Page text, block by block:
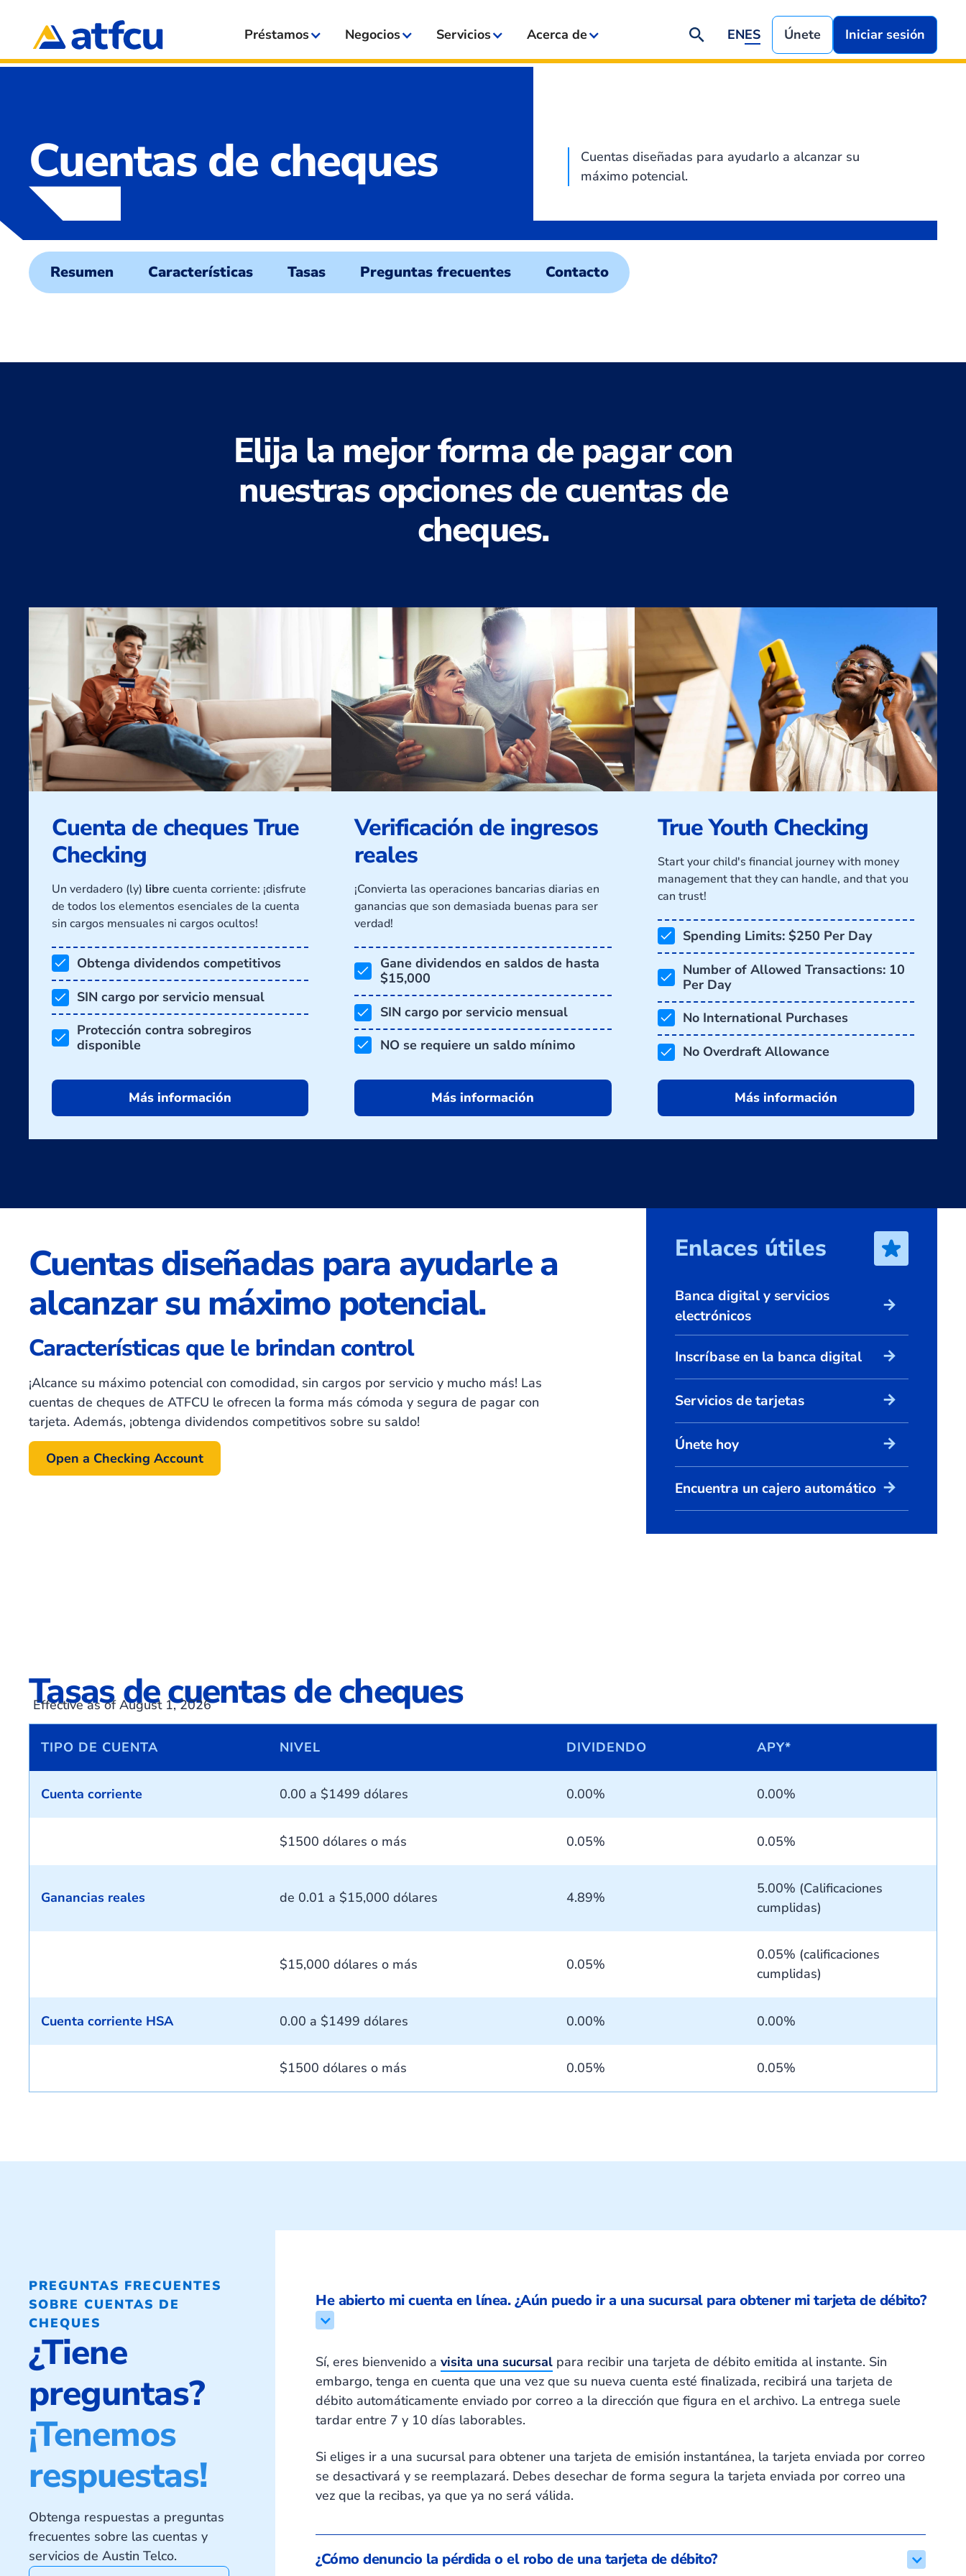
Préstamos Negocios Servicios Acerca de ENES Únete Iniciar sesión
Cuentas de cheques
Cuentas diseñadas para ayudarlo a alcanzar su
máximo potencial.
Resumen Características Tasas Preguntas frecuentes Contacto
Elija la mejor forma de pagar con
nuestras opciones de cuentas de
cheques.
Cuenta de cheques True
Checking
Un verdadero (ly) libre cuenta corriente: ¡disfrute
de todos los elementos esenciales de la cuenta
sin cargos mensuales ni cargos ocultos!
Obtenga dividendos competitivos
SIN cargo por servicio mensual
Protección contra sobregiros
disponible
Más información
Verificación de ingresos
reales
¡Convierta las operaciones bancarias diarias en
ganancias que son demasiada buenas para ser
verdad!
Gane dividendos en saldos de hasta
$15,000
SIN cargo por servicio mensual
NO se requiere un saldo mínimo
Más información
True Youth Checking
Start your child's financial journey with money
management that they can handle, and that you
can trust!
Spending Limits: $250 Per Day
Number of Allowed Transactions: 10
Per Day
No International Purchases
No Overdraft Allowance
Más información
Cuentas diseñadas para ayudarle a
alcanzar su máximo potencial.
Características que le brindan control
¡Alcance su máximo potencial con comodidad, sin cargos por servicio y mucho más! Las
cuentas de cheques de ATFCU le ofrecen la forma más cómoda y segura de pagar con
tarjeta. Además, ¡obtenga dividendos competitivos sobre su saldo!
Open a Checking Account
Enlaces útiles
Banca digital y servicios
electrónicos
arrow_forward
Inscríbase en la banca digital arrow_forward
Servicios de tarjetas arrow_forward
Únete hoy arrow_forward
Encuentra un cajero automático arrow_forward
Tasas de cuentas de cheques
Effective as of August 1, 2026
TIPO DE CUENTA NIVEL DIVIDENDO APY*
Cuenta corriente 0.00 a $1499 dólares 0.00% 0.00%
$1500 dólares o más 0.05% 0.05%
Ganancias reales de 0.01 a $15,000 dólares 4.89%
5.00% (Calificaciones
cumplidas)
$15,000 dólares o más 0.05%
0.05% (calificaciones
cumplidas)
Cuenta corriente HSA 0.00 a $1499 dólares 0.00% 0.00%
$1500 dólares o más 0.05% 0.05%
PREGUNTAS FRECUENTES
SOBRE CUENTAS DE
CHEQUES
¿Tiene
preguntas?
¡Tenemos
respuestas!
Obtenga respuestas a preguntas
frecuentes sobre las cuentas y
servicios de Austin Telco.
He abierto mi cuenta en línea. ¿Aún puedo ir a una sucursal para obtener mi tarjeta de débito?
Sí, eres bienvenido a visita una sucursal para recibir una tarjeta de débito emitida al instante. Sin
embargo, tenga en cuenta que una vez que su nueva cuenta esté finalizada, recibirá una tarjeta de
débito automáticamente enviado por correo a la dirección que figura en el archivo. La entrega suele
tardar entre 7 y 10 días laborables.
Si eliges ir a una sucursal para obtener una tarjeta de emisión instantánea, la tarjeta enviada por correo
se desactivará y se reemplazará. Debes desechar de forma segura la tarjeta enviada por correo una
vez que la recibas, ya que ya no será válida.
¿Cómo denuncio la pérdida o el robo de una tarjeta de débito?